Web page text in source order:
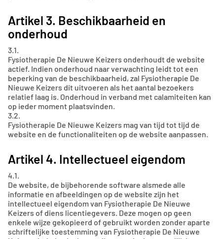
Artikel 3. Beschikbaarheid en
onderhoud
3.1.
Fysiotherapie De Nieuwe Keizers onderhoudt de website
actief. Indien onderhoud naar verwachting leidt tot een
beperking van de beschikbaarheid, zal Fysiotherapie De
Nieuwe Keizers dit uitvoeren als het aantal bezoekers
relatief laag is. Onderhoud in verband met calamiteiten kan
op ieder moment plaatsvinden.
3.2.
Fysiotherapie De Nieuwe Keizers mag van tijd tot tijd de
website en de functionaliteiten op de website aanpassen.
Artikel 4. Intellectueel eigendom
4.1.
De website, de bijbehorende software alsmede alle
informatie en afbeeldingen op de website zijn het
intellectueel eigendom van Fysiotherapie De Nieuwe
Keizers of diens licentiegevers. Deze mogen op geen
enkele wijze gekopieerd of gebruikt worden zonder aparte
schriftelijke toestemming van Fysiotherapie De Nieuwe